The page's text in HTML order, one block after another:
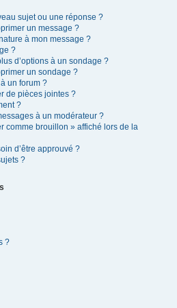
sujet ou une réponse ?
un message ?
à mon message ?
?
d’options à un sondage ?
un sondage ?
un forum ?
de pièces jointes ?
?
à un modérateur ?
comme brouillon » affiché lors de la
d’être approuvé ?
?
?